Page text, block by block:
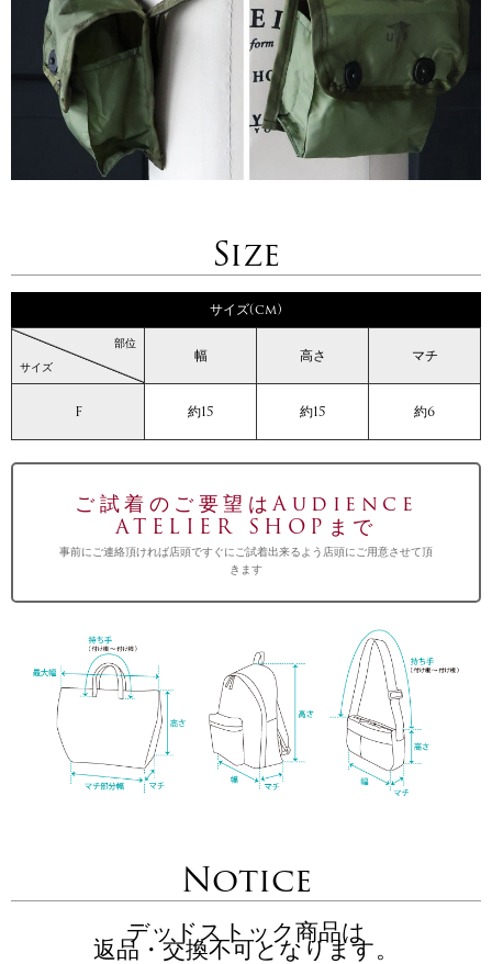
Size
サイズ(cm)
サイズ
部位
幅 高さ マチ
F 約15 約15 約6
ご試着のご要望はAudience
ATELIER SHOPまで
事前にご連絡頂ければ店頭ですぐにご試着出来るよう店頭にご用意させて頂
きます
Notice
デッドストック商品は
返品・交換不可となります。